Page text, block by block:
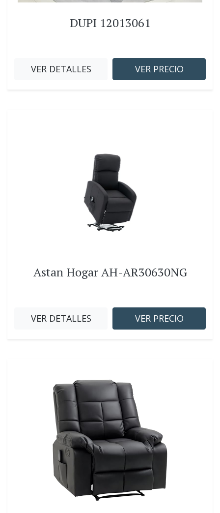
DUPI 12013061
VER DETALLES VER PRECIO
Astan Hogar AH-AR30630NG
VER DETALLES VER PRECIO